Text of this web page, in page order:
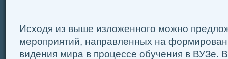
Исходя из выше изложенного можно
мероприятий, направленных на
видения мира в процессе обучения в ВУЗе. В